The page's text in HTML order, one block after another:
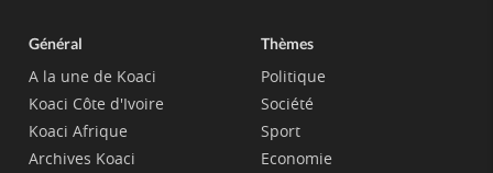
Général
A la une de Koaci
Koaci Côte d'Ivoire
Koaci Afrique
Archives Koaci
Thèmes
Politique
Société
Sport
Economie